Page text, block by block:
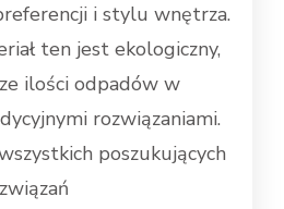
i stylu wnętrza.
ten jest ekologiczny,
ilości odpadów w
rozwiązaniami.
poszukujących